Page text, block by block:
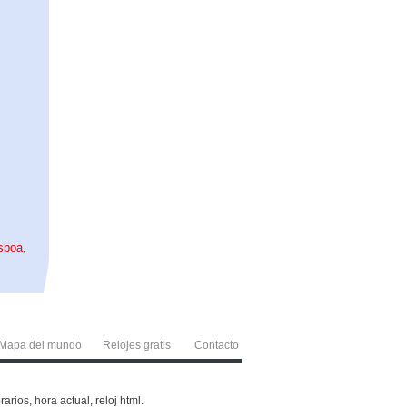
,
Mapa del mundo Relojes gratis Contacto
hora actual, reloj html.